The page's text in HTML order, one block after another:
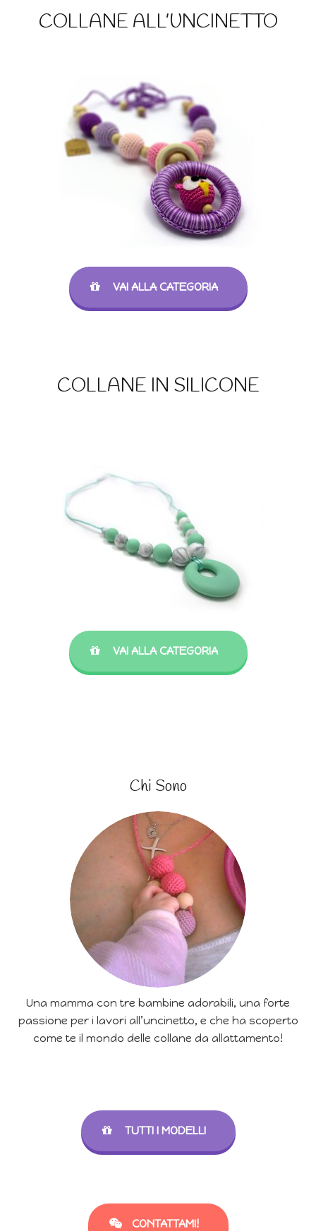
COLLANE ALL’UNCINETTO
VAI ALLA CATEGORIA
COLLANE IN SILICONE
VAI ALLA CATEGORIA
Chi Sono
Una mamma con tre bambine adorabili, una forte
passione per i lavori all’uncinetto, e che ha scoperto
come te il mondo delle collane da allattamento!
TUTTI I MODELLI
CONTATTAMI!